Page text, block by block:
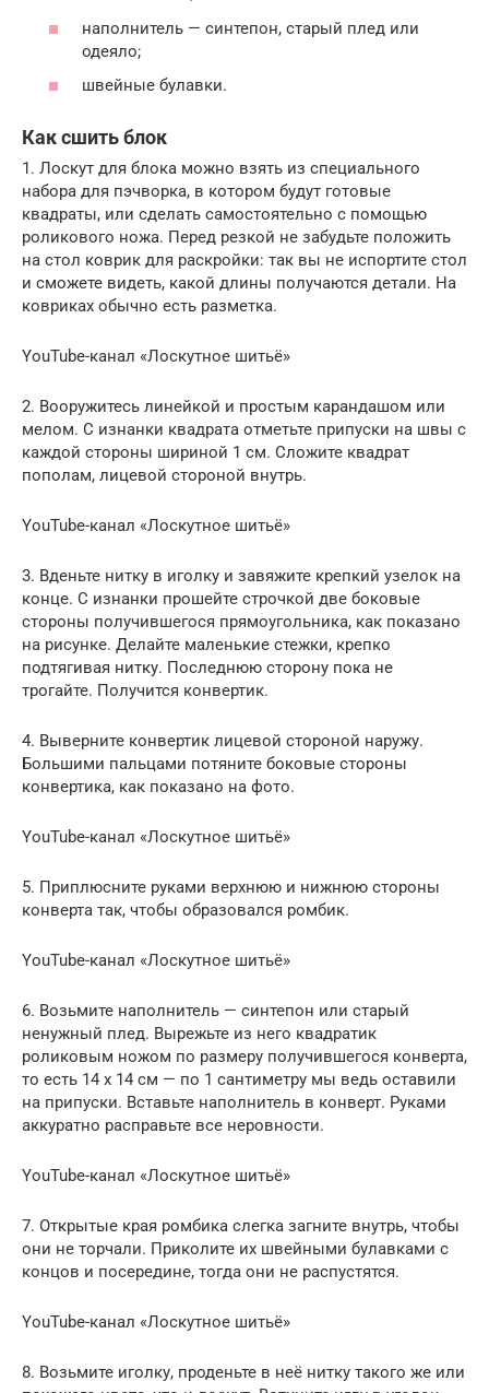
наполнитель — синтепон, старый плед или
одеяло;
швейные булавки.
Как сшить блок
1. Лоскут для блока можно взять из специального
набора для пэчворка, в котором будут готовые
квадраты, или сделать самостоятельно с помощью
роликового ножа. Перед резкой не забудьте положить
на стол коврик для раскройки: так вы не испортите стол
и сможете видеть, какой длины получаются детали. На
ковриках обычно есть разметка.
YouTube-канал «Лоскутное шитьё»
2. Вооружитесь линейкой и простым карандашом или
мелом. С изнанки квадрата отметьте припуски на швы с
каждой стороны шириной 1 см. Сложите квадрат
пополам, лицевой стороной внутрь.
YouTube-канал «Лоскутное шитьё»
3. Вденьте нитку в иголку и завяжите крепкий узелок на
конце. С изнанки прошейте строчкой две боковые
стороны получившегося прямоугольника, как показано
на рисунке. Делайте маленькие стежки, крепко
подтягивая нитку. Последнюю сторону пока не
трогайте. Получится конвертик.
4. Выверните конвертик лицевой стороной наружу.
Большими пальцами потяните боковые стороны
конвертика, как показано на фото.
YouTube-канал «Лоскутное шитьё»
5. Приплюсните руками верхнюю и нижнюю стороны
конверта так, чтобы образовался ромбик.
YouTube-канал «Лоскутное шитьё»
6. Возьмите наполнитель — синтепон или старый
ненужный плед. Вырежьте из него квадратик
роликовым ножом по размеру получившегося конверта,
то есть 14 х 14 см — по 1 сантиметру мы ведь оставили
на припуски. Вставьте наполнитель в конверт. Руками
аккуратно расправьте все неровности.
YouTube-канал «Лоскутное шитьё»
7. Открытые края ромбика слегка загните внутрь, чтобы
они не торчали. Приколите их швейными булавками с
концов и посередине, тогда они не распустятся.
YouTube-канал «Лоскутное шитьё»
8. Возьмите иголку, проденьте в неё нитку такого же или